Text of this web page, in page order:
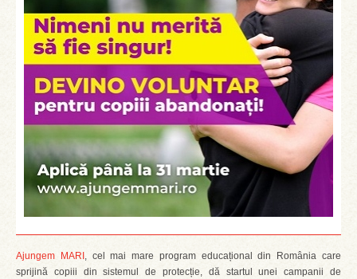
Ajungem MARI , cel mai mare program educațional din România care
sprijină copiii din sistemul de protecție, dă startul unei campanii de